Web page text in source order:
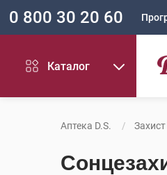
0 800 30 20 60
Каталог
Аптека D.S.